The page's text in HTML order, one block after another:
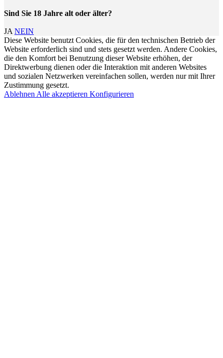
Sind Sie 18 Jahre alt oder älter?
JA NEIN
Diese Website benutzt Cookies, die für den technischen Betrieb der
Website erforderlich sind und stets gesetzt werden. Andere Cookies,
die den Komfort bei Benutzung dieser Website erhöhen, der
Direktwerbung dienen oder die Interaktion mit anderen Websites
und sozialen Netzwerken vereinfachen sollen, werden nur mit Ihrer
Zustimmung gesetzt.
Ablehnen Alle akzeptieren Konfigurieren